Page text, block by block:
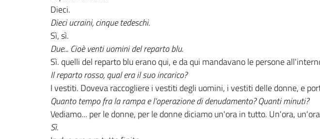
Dieci.
Dieci ucraini, cinque tedeschi.
Sì, sì.
Due... Cioè venti uomini del reparto blu.
Sì. quelli del reparto blu erano qui, e da qui mandavano le persone
Il reparto rosso, qual era il suo incarico?
I vestiti. Doveva raccogliere i vestiti degli uomini, i vestiti delle donne, e
Quanto tempo fra la rampa e l'operazione di denudamento? Quanti minuti?
Vediamo... per le donne, per le donne diciamo un'ora in tutto. Un'ora,
Sì.